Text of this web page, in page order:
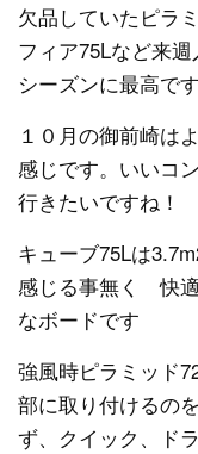
欠品していたピラ
フィア75Lなど来
シーズンに最高で
１０月の御前崎は
感じです。いいコ
行きたいですね！
キューブ75Lは
感じる事無く 快
なボードです
強風時ピラミッド
部に取り付けるの
ず、クイック、ド